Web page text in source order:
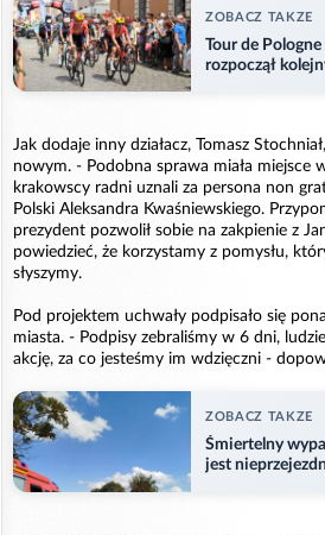
ZOBACZ TAKZE
Tour de
rozpoczął
Jak dodaje inny działacz, Tomasz
nowym. - Podobna sprawa miała miejsce
krakowscy radni uznali za persona non
Polski Aleksandra Kwaśniewskiego.
prezydent pozwolił sobie na zakpienie z
powiedzieć, że korzystamy z pomysłu,
słyszymy.
Pod projektem uchwały podpisało się
miasta. - Podpisy zebraliśmy w 6 dni,
akcję, za co jesteśmy im wdzięczni -
ZOBACZ TAKZE
Śmiertelny
jest